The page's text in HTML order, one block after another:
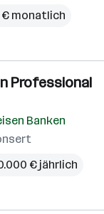
€ monatlich
Professional
Banken
€ jährlich